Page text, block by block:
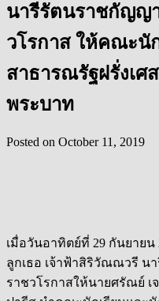
นารีรัตนราชกัญญ
วโรกาส ให้คณะนั
สาธารณรัฐฝรั่งเศ
พระบาท
Posted on October 11, 2019
เมื่อวันอาทิตย์ที่ 29 กันยายน
ลูกเธอ เจ้าฟ้าสิริวัณณวรี
ราชวโรกาสให้นายศรัณย์